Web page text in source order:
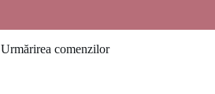
Urmărirea comenzilor